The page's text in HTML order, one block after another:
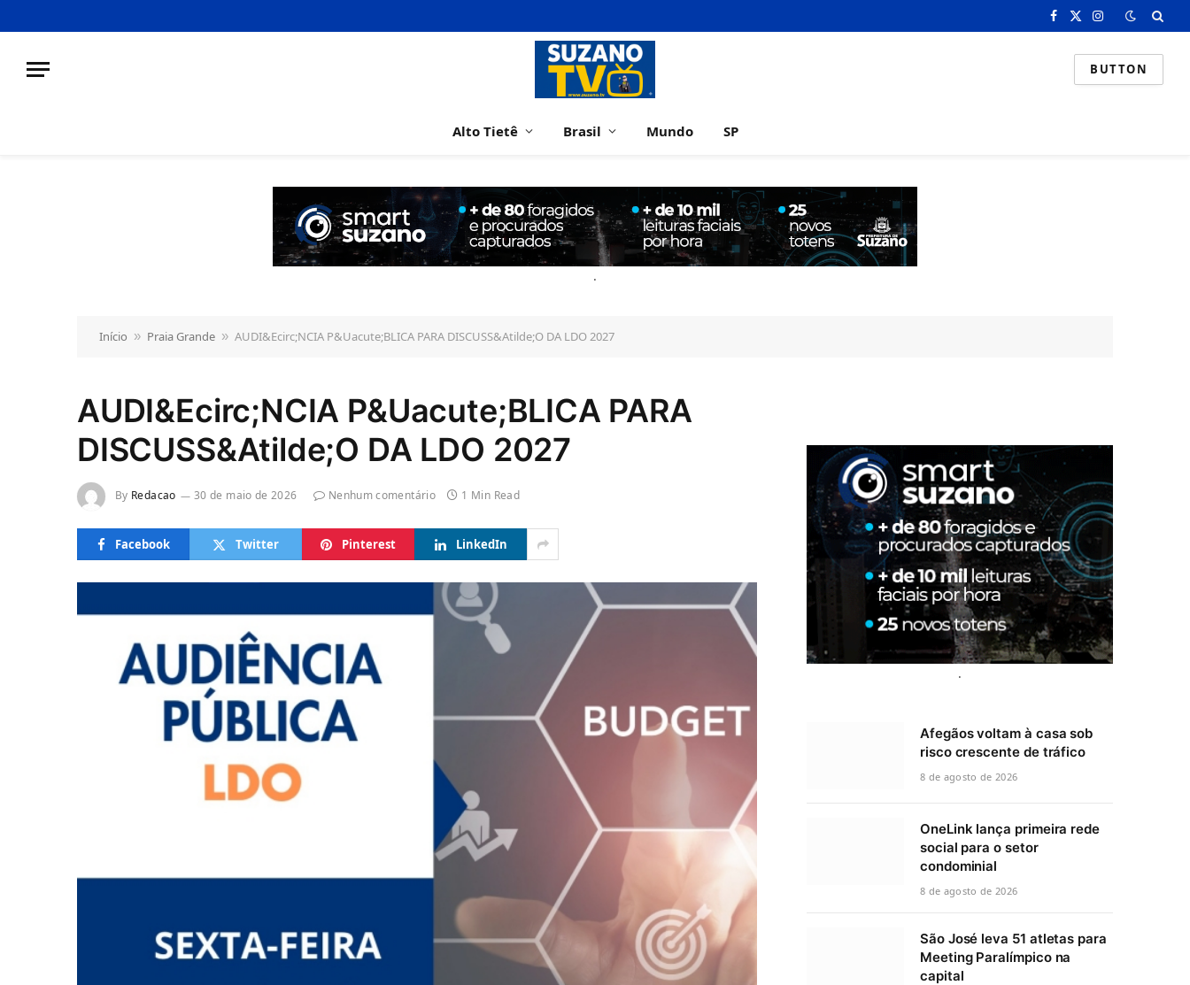
Facebook
X
Instagram
BUTTON
Alto Tietê Brasil Mundo SP
.
Início » Praia Grande » AUDI&Ecirc;NCIA P&Uacute;BLICA PARA DISCUSS&Atilde;O DA LDO 2027
AUDI&Ecirc;NCIA P&Uacute;BLICA PARA
DISCUSS&Atilde;O DA LDO 2027
By Redacao 30 de maio de 2026 Nenhum comentário 1 Min Read
Facebook Twitter Pinterest LinkedIn
.
Afegãos voltam à casa sob
risco crescente de tráfico
8 de agosto de 2026
OneLink lança primeira rede
social para o setor
condominial
8 de agosto de 2026
São José leva 51 atletas para
Meeting Paralímpico na
capital